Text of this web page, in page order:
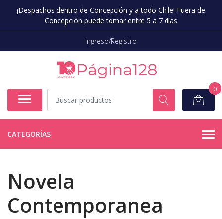
¡Despachos dentro de Concepción y a todo Chile! Fuera de
Concepción puede tomar entre 5 a 7 días
Ingreso/Registro
0
CATEGORÍAS
Novela
Contemporanea